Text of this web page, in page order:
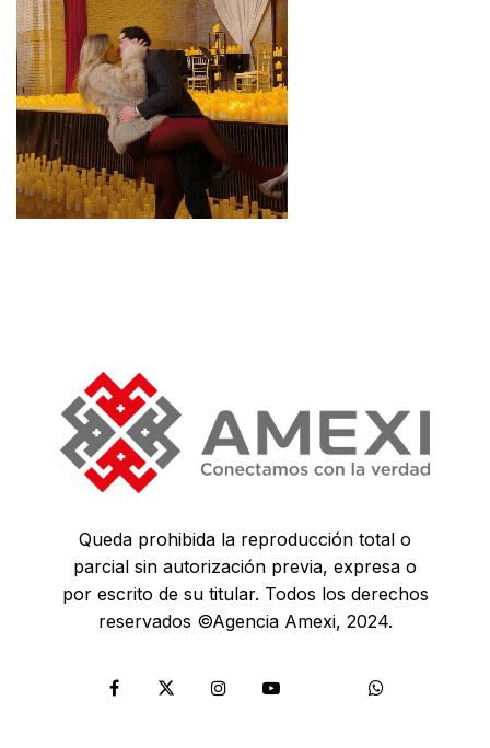
Queda prohibida la reproducción total o
parcial sin autorización previa, expresa o
por escrito de su titular. Todos los derechos
reservados ©Agencia Amexi, 2024.